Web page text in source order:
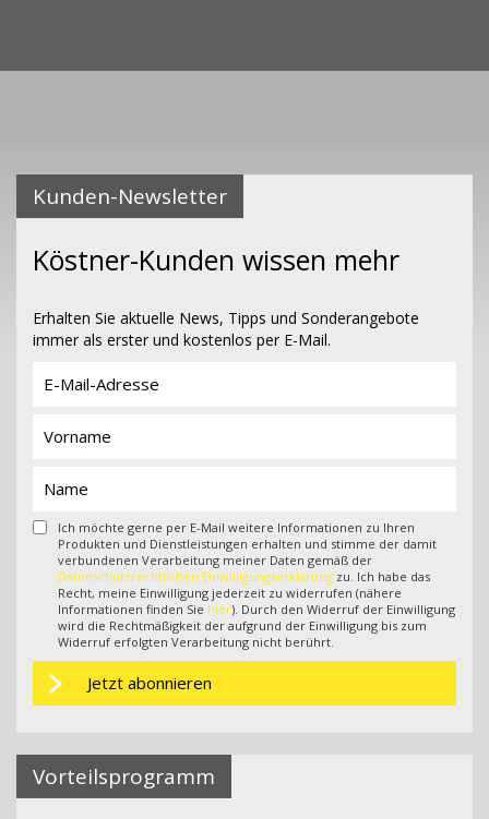
Kunden-Newsletter
Köstner-Kunden wissen mehr
Erhalten Sie aktuelle News, Tipps und Sonderangebote
immer als erster und kostenlos per E-Mail.
Ich möchte gerne per E-Mail weitere Informationen zu Ihren
Produkten und Dienstleistungen erhalten und stimme der damit
verbundenen Verarbeitung meiner Daten gemäß der
Datenschutzrechtlichen Einwilligungserklärung zu. Ich habe das
Recht, meine Einwilligung jederzeit zu widerrufen (nähere
Informationen finden Sie hier). Durch den Widerruf der Einwilligung
wird die Rechtmäßigkeit der aufgrund der Einwilligung bis zum
Widerruf erfolgten Verarbeitung nicht berührt.
Vorteilsprogramm